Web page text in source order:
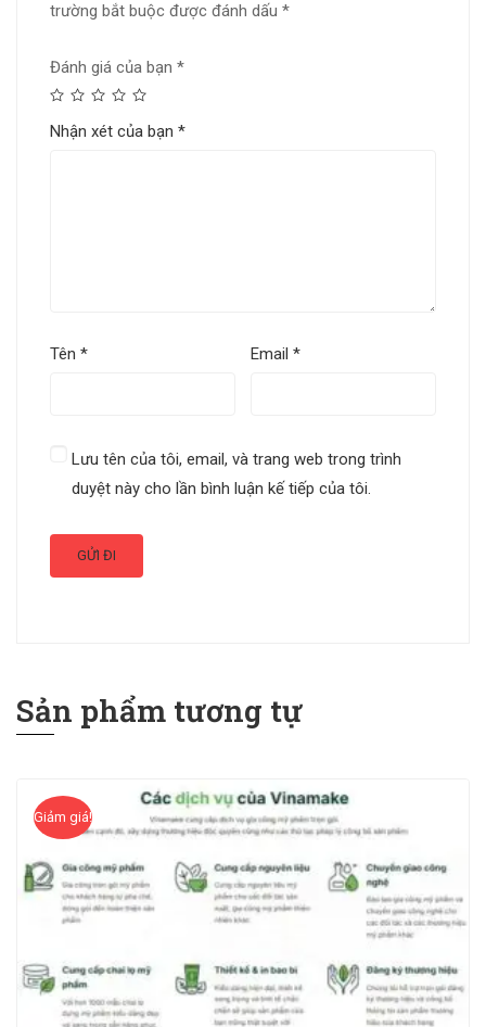
trường bắt buộc được đánh dấu *
Đánh giá của bạn *
Nhận xét của bạn *
Tên * Email*
Lưu tên của tôi, email, và trang web trong trình
duyệt này cho lần bình luận kế tiếp của tôi.
Sản phẩm tương tự
Giảm giá!